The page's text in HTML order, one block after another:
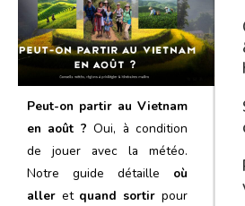
Peut-on partir au Vietnam
en août ? Oui, à condition
de jouer avec la météo.
Notre guide détaille où
aller et quand sortir pour